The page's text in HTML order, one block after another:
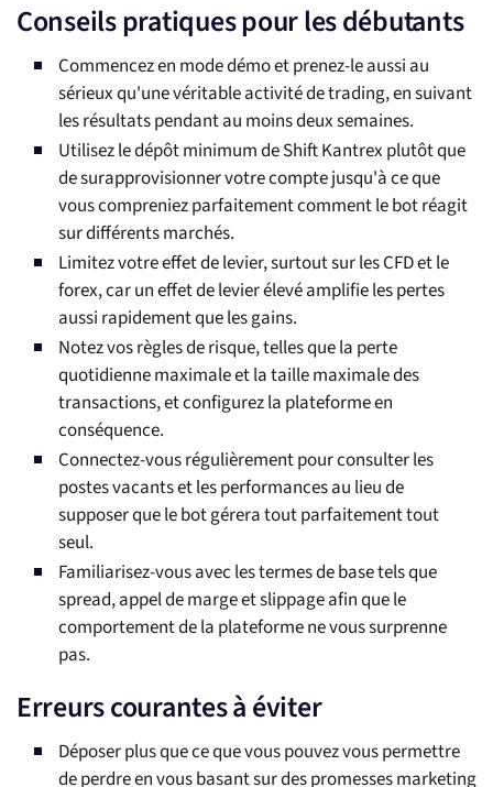
Conseils pratiques pour les débutants
Commencez en mode démo et prenez-le aussi au
sérieux qu'une véritable activité de trading, en suivant
les résultats pendant au moins deux semaines.
Utilisez le dépôt minimum de Shift Kantrex plutôt que
de surapprovisionner votre compte jusqu'à ce que
vous compreniez parfaitement comment le bot réagit
sur différents marchés.
Limitez votre effet de levier, surtout sur les CFD et le
forex, car un effet de levier élevé amplifie les pertes
aussi rapidement que les gains.
Notez vos règles de risque, telles que la perte
quotidienne maximale et la taille maximale des
transactions, et configurez la plateforme en
conséquence.
Connectez-vous régulièrement pour consulter les
postes vacants et les performances au lieu de
supposer que le bot gérera tout parfaitement tout
seul.
Familiarisez-vous avec les termes de base tels que
spread, appel de marge et slippage afin que le
comportement de la plateforme ne vous surprenne
pas.
Erreurs courantes à éviter
Déposer plus que ce que vous pouvez vous permettre
de perdre en vous basant sur des promesses marketing